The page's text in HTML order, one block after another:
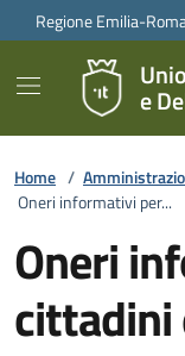
Vai ai contenuti
Vai al footer
Regione Emilia-
e
Home /
Oneri informativi per...
Oneri
cittadini